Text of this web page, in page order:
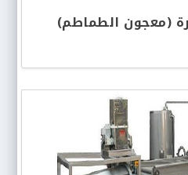
(معجون الطماطم)